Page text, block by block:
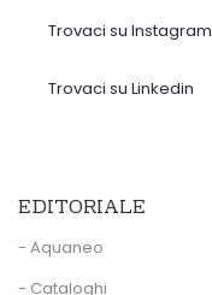
Trovaci su Instagram
Trovaci su Linkedin
EDITORIALE
- Aquaneo
- Cataloghi